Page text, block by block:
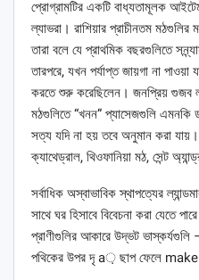
প্রোগ্রামটির একটি বাধ্যতামূলক
ল্যাভরা। রাশিয়ার প্রাচীনতম মঠগুলির
তারা বলে যে প্রাথমিক বছরগুলিতে
তারপরে, যখন পর্যাপ্ত জায়গা না পাওয়া
করতে শুরু করেছিলেন। জনপ্রিয় গুজব
মঠগুলিতে “খনন” প্যাসেজগুলি এমনকি
সত্য যদি না হয় তবে অনুমান করা যায়।
ক্যাথেড্রাল, থিওফানিয়া মঠ, সেন্ট
সর্বাধিক অস্বাভাবিক স্থাপত্যের
সাথে ঘর হিসাবে বিবেচনা করা যেতে
প্রাণীগুলির আকারে উদ্ভট
পথিকের উপর দৃ a় ছাপ ফেলে make